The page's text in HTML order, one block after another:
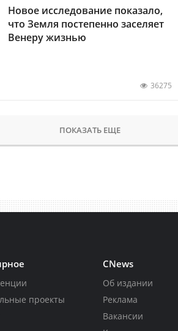
Новое исследование показало,
что Земля постепенно заселяет
Венеру жизнью
36275
ПОКАЗАТЬ ЕЩЕ
проекты
CNews
Об издании
Реклама
Вакансии